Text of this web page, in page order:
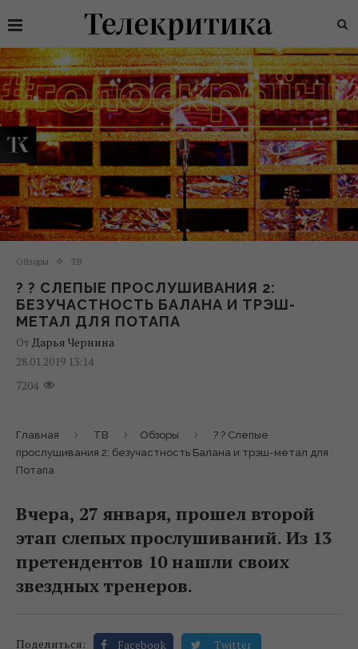
Обзоры ТВ
? ? СЛЕПЫЕ ПРОСЛУШИВАНИЯ 2:
БЕЗУЧАСТНОСТЬ БАЛАНА И ТРЭШ-
МЕТАЛ ДЛЯ ПОТАПА
От Дарья Чернина
28.01.2019 13:14
7204
Главная ТВ Обзоры
? ? Слепые
прослушивания 2: безучастность Балана и трэш-метал для
Потапа
Вчера, 27 января, прошел второй
этап слепых прослушиваний. Из 13
претендентов 10 нашли своих
звездных тренеров.
Поделиться: Facebook Twitter